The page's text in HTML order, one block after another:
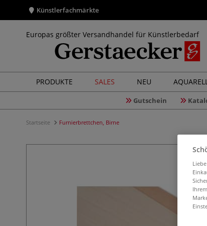
Künstlerfachmärkte
Europas größter Versandhandel für Künstlerbedarf
PRODUKTE SALES NEU
Gutschein
Startseite Furnierbrettchen, Birne